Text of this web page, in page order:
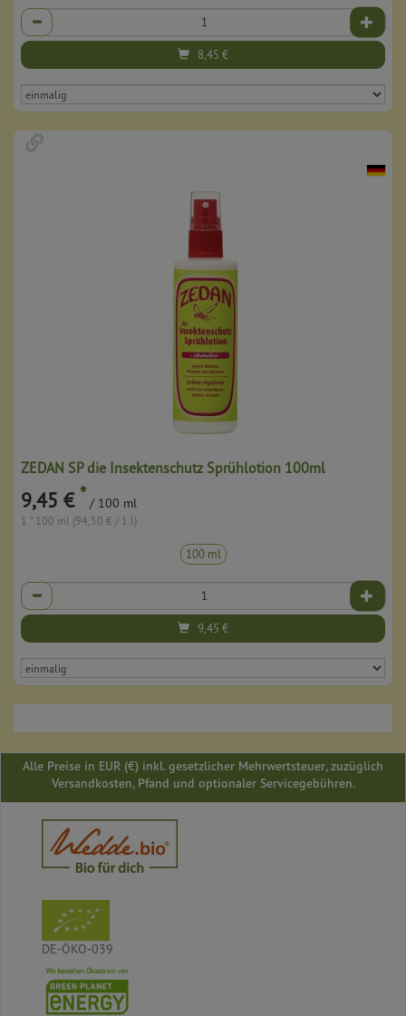
Anzahl
8,45 €
ZEDAN SP die Insektenschutz Sprühlotion 100ml
9,45 € * / 100 ml
1 * 100 ml (94,50 € / 1 l)
100 ml
Anzahl
9,45 €
Alle Preise in EUR (€) inkl. gesetzlicher Mehrwertsteuer, zuzüglich
Versandkosten, Pfand und optionaler Servicegebühren.
DE-ÖKO-039